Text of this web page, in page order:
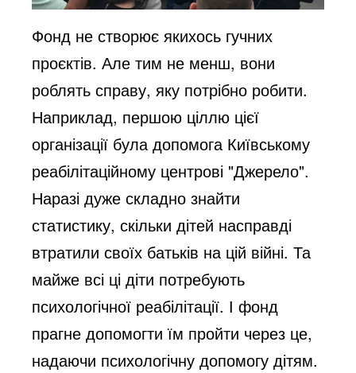
Фонд не створює якихось гучних
проєктів. Але тим не менш, вони
роблять справу, яку потрібно робити.
Наприклад, першою ціллю цієї
організації була допомога Київському
реабілітаційному центрові "Джерело".
Наразі дуже складно знайти
статистику, скільки дітей насправді
втратили своїх батьків на цій війні. Та
майже всі ці діти потребують
психологічної реабілітації. І фонд
прагне допомогти їм пройти через це,
надаючи психологічну допомогу дітям.